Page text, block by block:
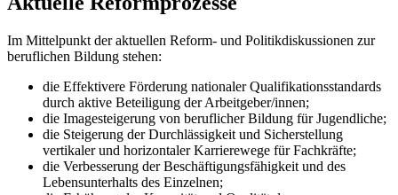
Im Mittelpunkt der aktuellen Reform- und Politikdiskussionen zur
beruflichen Bildung stehen:
die Effektivere Förderung nationaler Qualifikationsstandards
durch aktive Beteiligung der Arbeitgeber/innen;
die Imagesteigerung von beruflicher Bildung für Jugendliche;
die Steigerung der Durchlässigkeit und Sicherstellung
vertikaler und horizontaler Karrierewege für Fachkräfte;
die Verbesserung der Beschäftigungsfähigkeit und des
Lebensunterhalts des Einzelnen;